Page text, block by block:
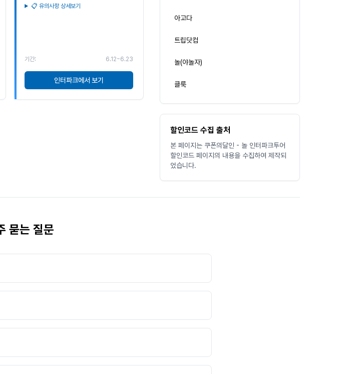
📋 유의사항 상세보기
기간: 6.12~6.23
인터파크에서 보기
아고다
트립닷컴
놀(야놀자)
클룩
할인코드 수집 출처
본 페이지는 쿠폰의달인 - 놀 인터파크투어
할인코드 페이지 의 내용을 수집하여 제작되
었습니다.
묻는 질문